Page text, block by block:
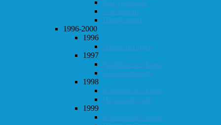
KM i lynsjakk
Vår-konrad
Høst-konrad
1996-2000
1996
Høstturneringen
1997
Klubbmesterskapet
Høstturneringen
1998
Klubbmesterskapet
Høstturneringen
1999
Klubbmesterskapet